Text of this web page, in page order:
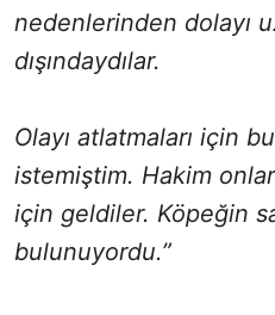
nedenlerinden dolayı
dışındaydılar.
Olayı atlatmaları için
istemiştim. Hakim
için geldiler. Köpeğin
bulunuyordu.”